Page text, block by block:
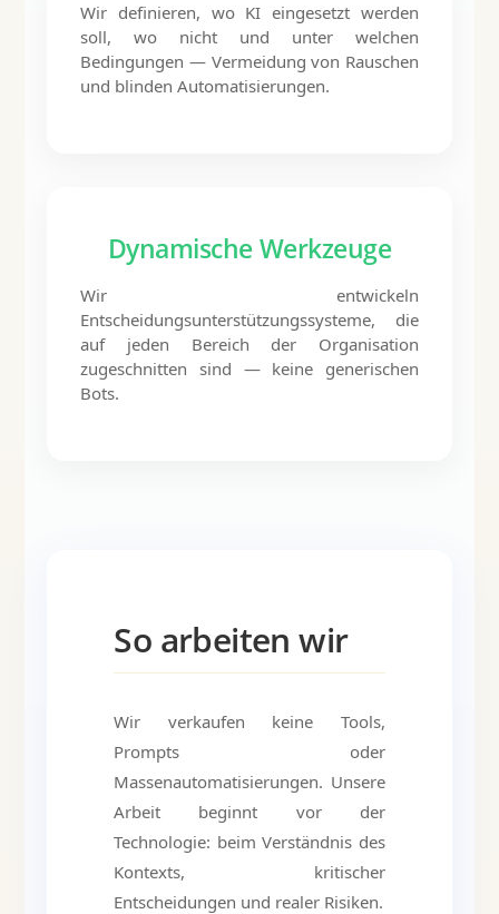
Wir definieren, wo KI eingesetzt werden
soll, wo nicht und unter welchen
Bedingungen — Vermeidung von Rauschen
und blinden Automatisierungen.
Dynamische Werkzeuge
Wir entwickeln
Entscheidungsunterstützungssysteme, die
auf jeden Bereich der Organisation
zugeschnitten sind — keine generischen
Bots.
So arbeiten wir
Wir verkaufen keine Tools,
Prompts oder
Massenautomatisierungen. Unsere
Arbeit beginnt vor der
Technologie: beim Verständnis des
Kontexts, kritischer
Entscheidungen und realer Risiken.